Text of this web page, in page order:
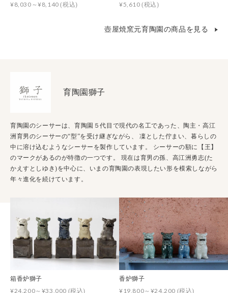
¥8,030～¥8,140(税込) ¥5,610(税込)
壺屋焼窯元育陶園の商品を見る
育陶園獅子
育陶園のシーサーは、育陶園５代目で現代の名工であった、陶主・高江
洲育男のシーサーの“型”を受け継ぎながら、 凜とした佇まい、暮らしの
中に溶け込むようなシーサーを製作しています。 シーサーの額に【王】
のマークがあるのが特徴の一つです。 現在は育男の孫、高江洲勇志(た
かえすとしゆき)を中心に、いまの育陶園の表現したい形を模索しながら
年々進化を続けています。
箱香炉獅子
¥24,200～¥33,000 (税込)
香炉獅子
¥19,800～¥24,200 (税込)